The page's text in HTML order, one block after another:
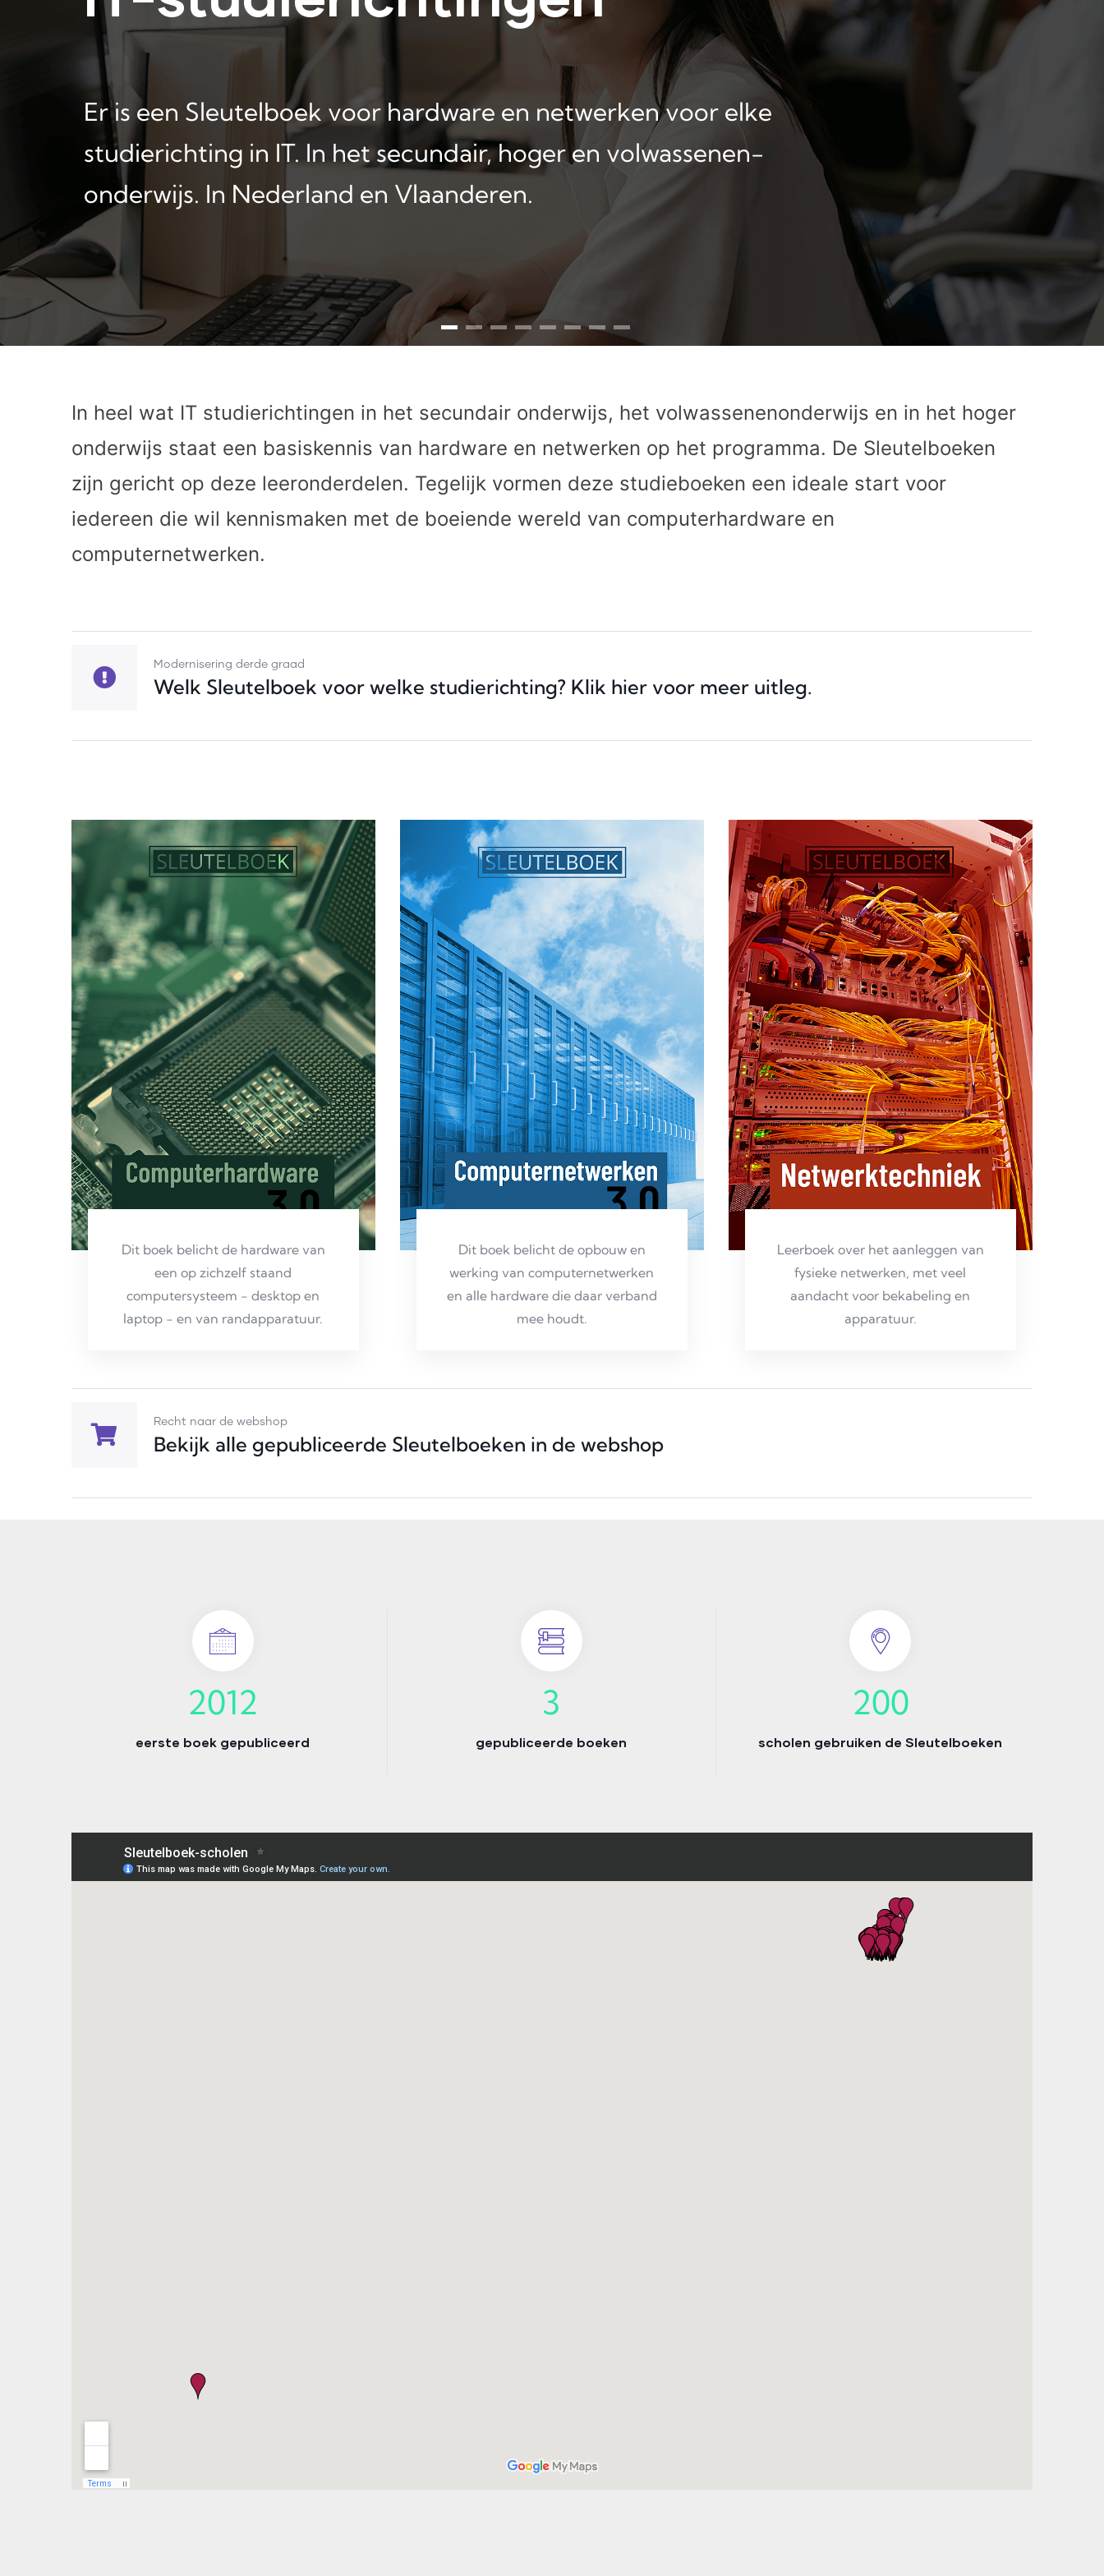
Er is een Sleutelboek voor hardware en netwerken voor elke
studierichting in IT. In het secundair, hoger en volwassenen-
onderwijs. In Nederland en Vlaanderen.
In heel wat IT studierichtingen in het secundair onderwijs, het volwassenenonderwijs en in het hoger
onderwijs staat een basiskennis van hardware en netwerken op het programma. De Sleutelboeken
zijn gericht op deze leeronderdelen. Tegelijk vormen deze studieboeken een ideale start voor
iedereen die wil kennismaken met de boeiende wereld van computerhardware en
computernetwerken.
Modernisering derde graad
Welk Sleutelboek voor welke studierichting? Klik hier voor meer uitleg.
Dit boek belicht de hardware van
een op zichzelf staand
computersysteem - desktop en
laptop - en van randapparatuur.
Dit boek belicht de opbouw en
werking van computernetwerken
en alle hardware die daar verband
mee houdt.
Leerboek over het aanleggen van
fysieke netwerken, met veel
aandacht voor bekabeling en
apparatuur.
Recht naar de webshop
Bekijk alle gepubliceerde Sleutelboeken in de webshop
2012
eerste boek gepubliceerd
3
gepubliceerde boeken
200
scholen gebruiken de Sleutelboeken